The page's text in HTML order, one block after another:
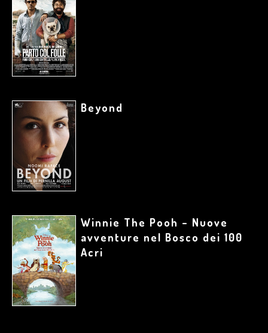
Beyond
Winnie The Pooh – Nuove
avventure nel Bosco dei 100
Acri